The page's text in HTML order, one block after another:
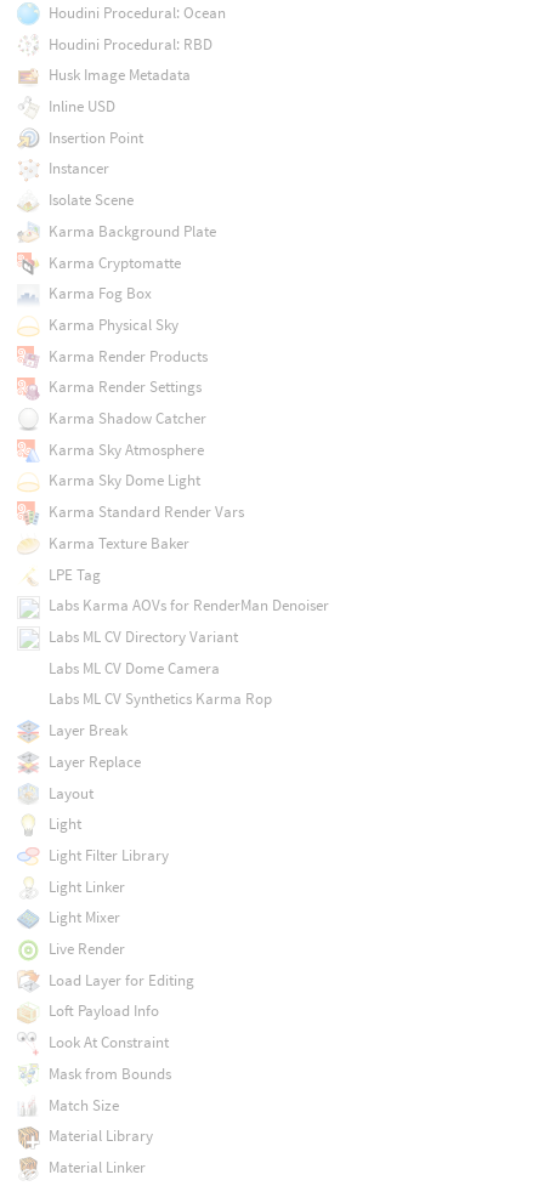
Houdini Procedural: Ocean
Houdini Procedural: RBD
Husk Image Metadata
Inline USD
Insertion Point
Instancer
Isolate Scene
Karma Background Plate
Karma Cryptomatte
Karma Fog Box
Karma Physical Sky
Karma Render Products
Karma Render Settings
Karma Shadow Catcher
Karma Sky Atmosphere
Karma Sky Dome Light
Karma Standard Render Vars
Karma Texture Baker
LPE Tag
Labs Karma AOVs for RenderMan Denoiser
Labs ML CV Directory Variant
Labs ML CV Dome Camera
Labs ML CV Synthetics Karma Rop
Layer Break
Layer Replace
Layout
Light
Light Filter Library
Light Linker
Light Mixer
Live Render
Load Layer for Editing
Loft Payload Info
Look At Constraint
Mask from Bounds
Match Size
Material Library
Material Linker